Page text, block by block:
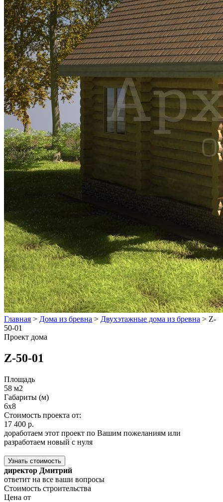
Главная > Дома из бревна > Двухэтажные дома из бревна > Z-
50-01
Проект дома
Z-50-01
Площадь
58 м2
Габариты (м)
6x8
Стоимость проекта от:
17 400 р.
доработаем этот проект по Вашим пожеланиям или
разработаем новый с нуля
Узнать стоимость
директор Дмитрий
ответит на все ваши вопросы
Стоимость строительства
Цена от